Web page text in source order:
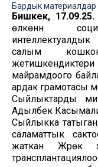
Бардык материалдар
Бишкек,
өлкөнүн
интеллектуалдык
салым
жетишкендиктери
майрамдоого
ардак грамотасы
Сыйлыктарды
Адылбек
Сыйлыкка
саламаттык
жаткан Жүрөк